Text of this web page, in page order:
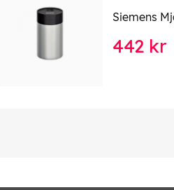
Siemens
442 kr